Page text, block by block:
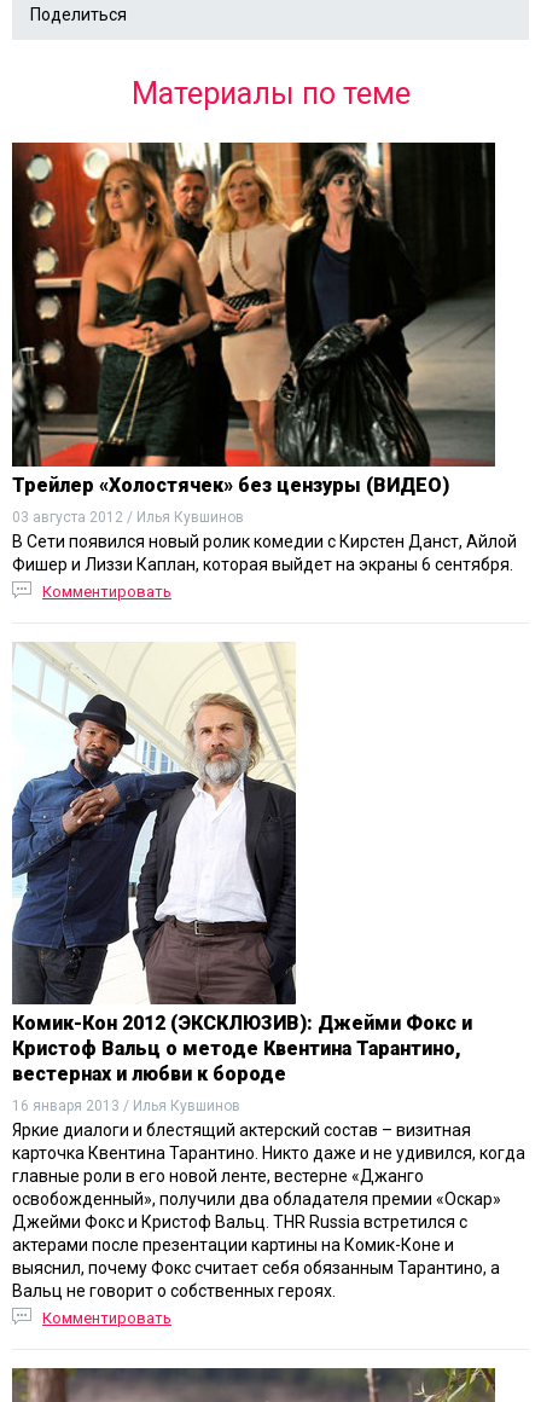
Поделиться
Материалы по теме
Трейлер «Холостячек» без цензуры (ВИДЕО)
03 августа 2012 / Илья Кувшинов
В Сети появился новый ролик комедии с Кирстен Данст, Айлой
Фишер и Лиззи Каплан, которая выйдет на экраны 6 сентября.
Комментировать
Комик-Кон 2012 (ЭКСКЛЮЗИВ): Джейми Фокс и
Кристоф Вальц о методе Квентина Тарантино,
вестернах и любви к бороде
16 января 2013 / Илья Кувшинов
Яркие диалоги и блестящий актерский состав – визитная
карточка Квентина Тарантино. Никто даже и не удивился, когда
главные роли в его новой ленте, вестерне «Джанго
освобожденный», получили два обладателя премии «Оскар»
Джейми Фокс и Кристоф Вальц. THR Russia встретился с
актерами после презентации картины на Комик-Коне и
выяснил, почему Фокс считает себя обязанным Тарантино, а
Вальц не говорит о собственных героях.
Комментировать